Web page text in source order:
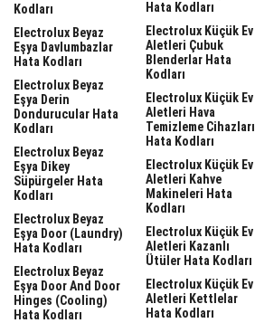
Kodları
Electrolux Beyaz
Eşya Davlumbazlar
Hata Kodları
Electrolux Beyaz
Eşya Derin
Dondurucular Hata
Kodları
Electrolux Beyaz
Eşya Dikey
Süpürgeler Hata
Kodları
Electrolux Beyaz
Eşya Door (laundry)
Hata Kodları
Electrolux Beyaz
Eşya Door And Door
Hinges (cooling)
Hata Kodları
Hata Kodları
Electrolux Küçük Ev
Aletleri Çubuk
Blenderlar Hata
Kodları
Electrolux Küçük Ev
Aletleri Hava
Temizleme Cihazları
Hata Kodları
Electrolux Küçük Ev
Aletleri Kahve
Makineleri Hata
Kodları
Electrolux Küçük Ev
Aletleri Kazanlı
Ütüler Hata Kodları
Electrolux Küçük Ev
Aletleri Kettlelar
Hata Kodları